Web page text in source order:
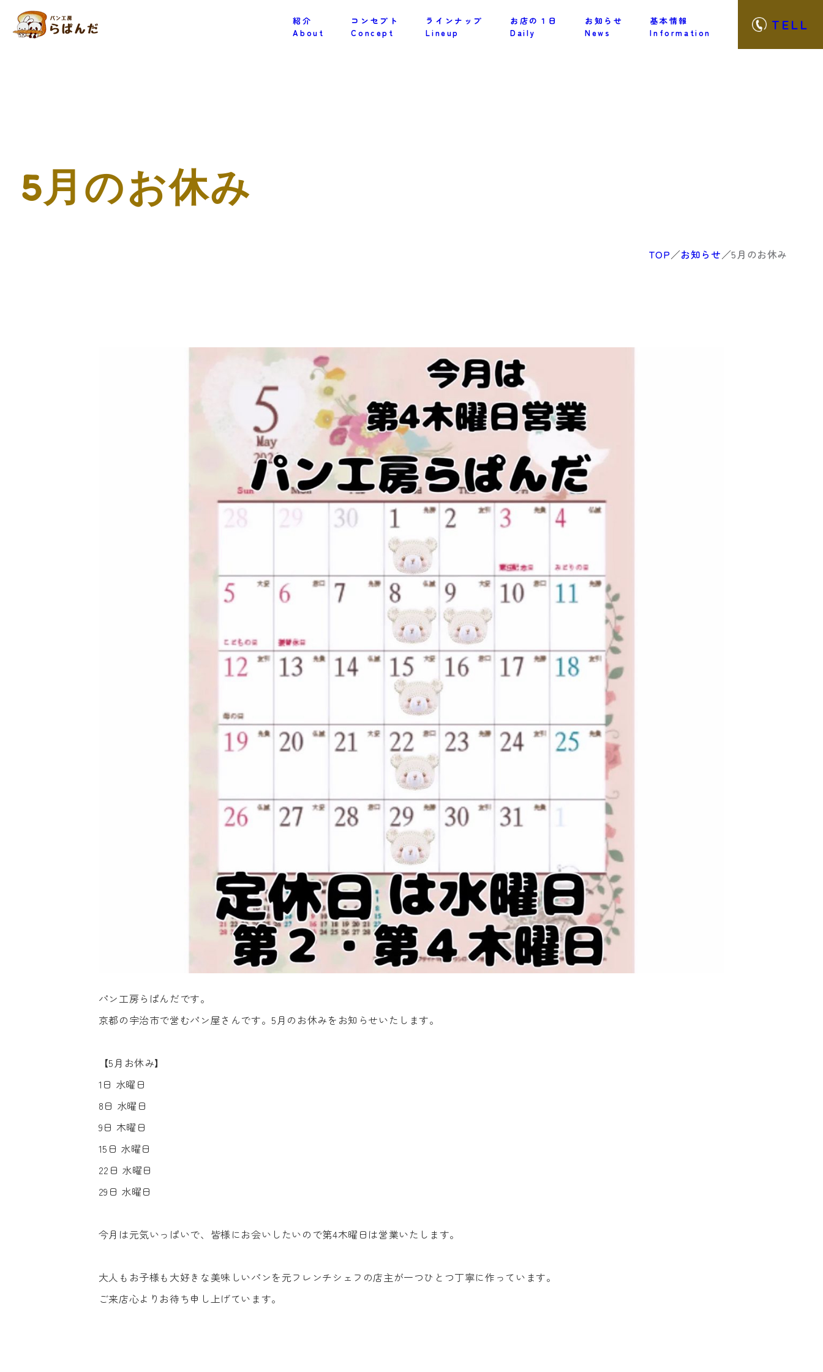
紹介
About
コンセプト
Concept
ラインナップ
Lineup
お店の１日
Daily
お知らせ
News
基本情報
Information
TELL
5月のお休み
TOP／お知らせ／5月のお休み
パン工房らぱんだです。
京都の宇治市で営むパン屋さんです。5月のお休みをお知らせいたします。
【5月お休み】
1日 水曜日
8日 水曜日
9日 木曜日
15日 水曜日
22日 水曜日
29日 水曜日
今月は元気いっぱいで、皆様にお会いしたいので第4木曜日は営業いたします。
大人もお子様も大好きな美味しいパンを元フレンチシェフの店主が一つひとつ丁寧に作っています。
ご来店心よりお待ち申し上げています。